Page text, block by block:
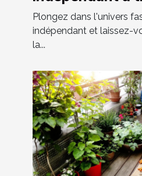
spectacles
Plongez dans l'univers
indépendant et laissez-
la...